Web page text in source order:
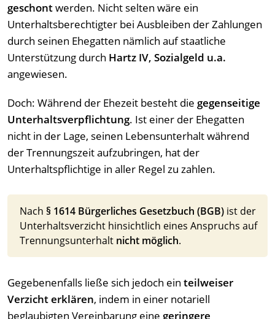
geschontwerden. Nicht selten wäre ein
Unterhaltsberechtigter bei Ausbleiben der Zahlungen
durch seinen Ehegatten nämlich auf staatliche
Unterstützung durch Hartz IV, Sozialgeld u.a.
angewiesen.
Doch: Während der Ehezeit besteht die gegenseitige
Unterhaltsverpflichtung. Ist einer der Ehegatten
nicht in der Lage, seinen Lebensunterhalt während
der Trennungszeit aufzubringen, hat der
Unterhaltspflichtige in aller Regel zu zahlen.
Nach § 1614 Bürgerliches Gesetzbuch (BGB) ist der
Unterhaltsverzicht hinsichtlich eines Anspruchs auf
Trennungsunterhalt nicht möglich.
Gegebenenfalls ließe sich jedoch ein teilweiser
Verzicht erklären, indem in einer notariell
beglaubigten Vereinbarung eine geringere